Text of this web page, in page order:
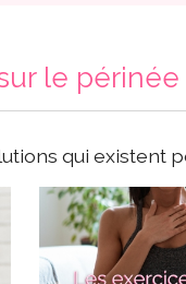
le périnée
qui existent